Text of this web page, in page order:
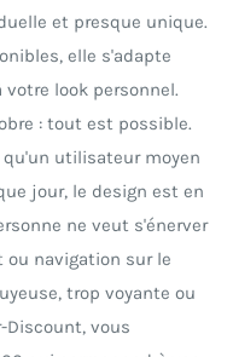
et presque unique.
elle s'adapte
look personnel.
: tout est possible.
utilisateur moyen
jour, le design est en
ne veut s'énerver
ou navigation sur le
trop voyante ou
Discount, vous